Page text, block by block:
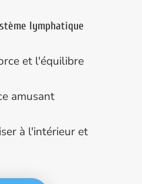
lymphatique
et l'équilibre
amusant
à l'intérieur et